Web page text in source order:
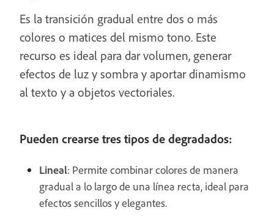
Es la transición gradual entre dos o más
colores o matices del mismo tono. Este
recurso es ideal para dar volumen, generar
efectos de luz y sombra y aportar dinamismo
al texto y a objetos vectoriales.
Pueden crearse tres tipos de degradados:
Lineal: Permite combinar colores de manera
gradual a lo largo de una línea recta, ideal para
efectos sencillos y elegantes.